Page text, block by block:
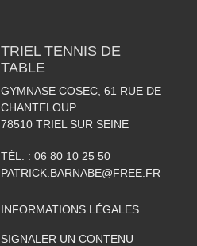
TRIEL TENNIS DE
TABLE
GYMNASE COSEC, 61 RUE DE
CHANTELOUP
78510 TRIEL SUR SEINE
TÉL. : 06 80 10 25 50
PATRICK.BARNABE@FREE.FR
INFORMATIONS LÉGALES
SIGNALER UN CONTENU